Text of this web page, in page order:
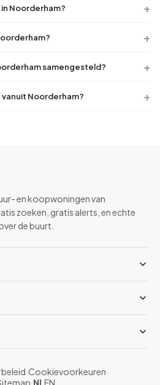
Noorderham?
samengesteld?
Noorderham?
en koopwoningen van
zoeken, gratis alerts, en echte
de buurt.
·Cookievoorkeuren·
·NL EN